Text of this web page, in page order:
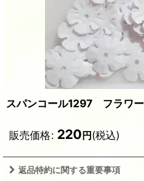
スパンコール1297 フラ
販売価格: 220円(税込)
返品特約に関する重要事項